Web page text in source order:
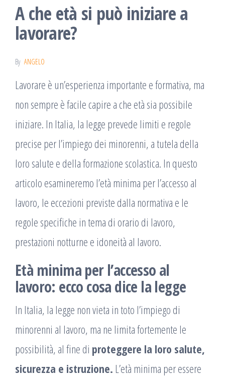
A che età si può iniziare a
lavorare?
By ANGELO
Lavorare è un’esperienza importante e formativa, ma
non sempre è facile capire a che età sia possibile
iniziare. In Italia, la legge prevede limiti e regole
precise per l’impiego dei minorenni, a tutela della
loro salute e della formazione scolastica. In questo
articolo esamineremo l’età minima per l’accesso al
lavoro, le eccezioni previste dalla normativa e le
regole specifiche in tema di orario di lavoro,
prestazioni notturne e idoneità al lavoro.
Età minima per l’accesso al
lavoro: ecco cosa dice la legge
In Italia, la legge non vieta in toto l’impiego di
minorenni al lavoro, ma ne limita fortemente le
possibilità, al fine di proteggere la loro salute,
sicurezza e istruzione. L’età minima per essere